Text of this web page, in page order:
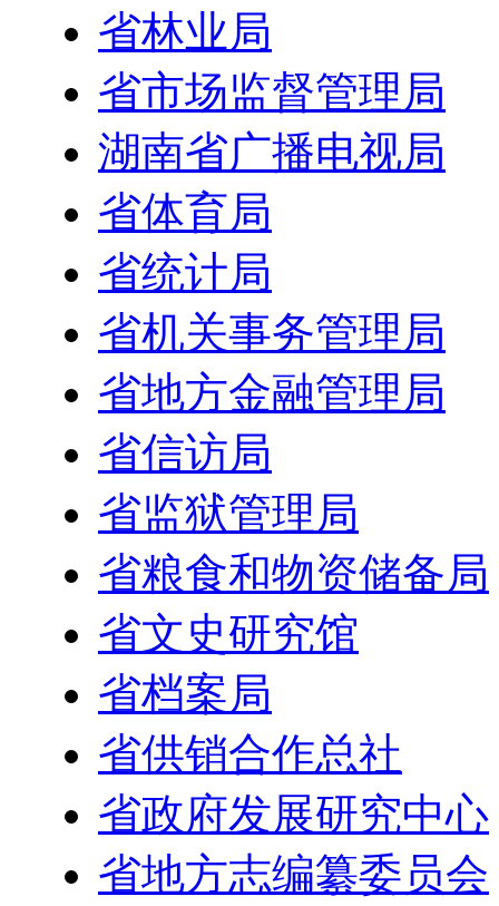
省林业局
省市场监督管理局
湖南省广播电视局
省体育局
省统计局
省机关事务管理局
省地方金融管理局
省信访局
省监狱管理局
省粮食和物资储备局
省文史研究馆
省档案局
省供销合作总社
省政府发展研究中心
省地方志编纂委员会